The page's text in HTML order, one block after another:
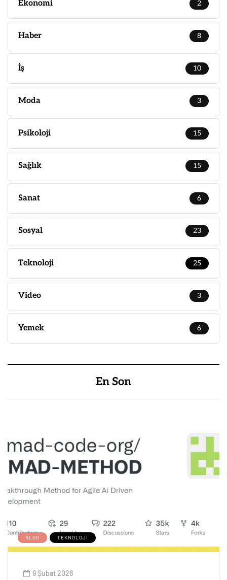
Ekonomi 2
Haber 8
İş 10
Moda 3
Psikoloji 15
Sağlık 15
Sanat 6
Sosyal 23
Teknoloji 25
Video 3
Yemek 6
En Son
BLOG TEKNOLOJI
9 Şubat 2026